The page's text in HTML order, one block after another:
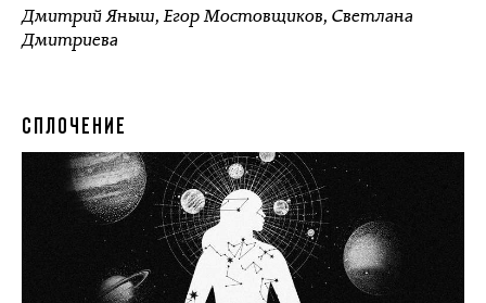
Дмитрий Яныш,Егор Мостовщиков, Светлана
Дмитриева
СПЛОЧЕНИЕ